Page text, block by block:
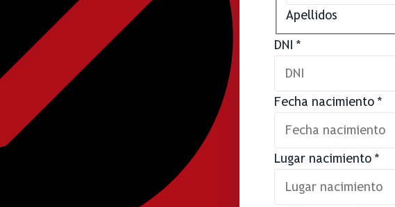
Apellidos
DNI *
Fecha nacimiento *
Lugar nacimiento *